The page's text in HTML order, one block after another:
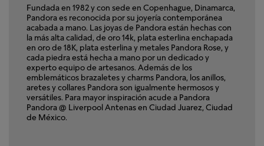
Fundada en 1982 y con sede en Copenhague, Dinamarca,
Pandora es reconocida por su joyería contemporánea
acabada a mano. Las joyas de Pandora están hechas con
la más alta calidad, de oro 14k, plata esterlina enchapada
en oro de 18K, plata esterlina y metales Pandora Rose, y
cada piedra está hecha a mano por un dedicado y
experto equipo de artesanos. Además de los
emblemáticos brazaletes y charms Pandora, los anillos,
aretes y collares Pandora son igualmente hermosos y
versátiles. Para mayor inspiración acude a Pandora
Pandora @ Liverpool Antenas en Ciudad Juarez, Ciudad
de México.